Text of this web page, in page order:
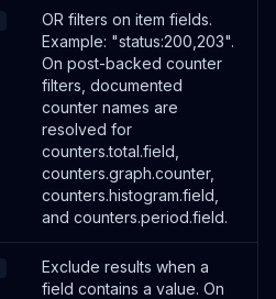
OR filters on item fields.
Example: "status:200,203".
On post-backed counter
filters, documented
counter names are
resolved for
counters.total.field,
counters.graph.counter,
counters.histogram.field,
and counters.period.field.
Exclude results when a
field contains a value. On